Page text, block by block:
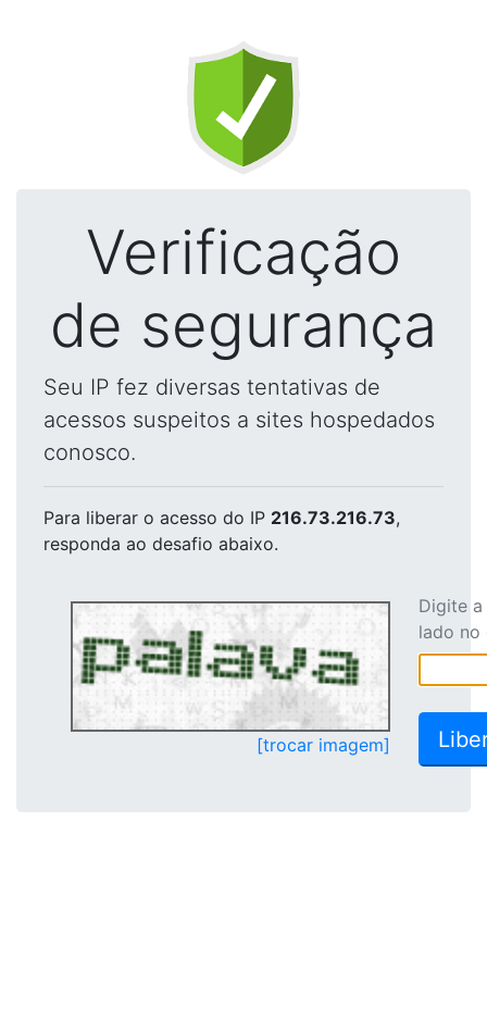
Verificação
de segurança
Seu IP fez diversas tentativas de
acessos suspeitos a sites hospedados
conosco.
Para liberar o acesso do IP 216.73.216.73,
responda ao desafio abaixo.
[trocar imagem]
Digite
lado no